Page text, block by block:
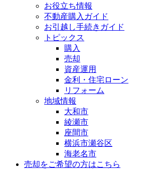
お役立ち情報
不動産購入ガイド
お引越し手続きガイド
トピックス
購入
売却
資産運用
金利・住宅ローン
リフォーム
地域情報
大和市
綾瀬市
座間市
横浜市瀬谷区
海老名市
売却をご希望の方はこちら